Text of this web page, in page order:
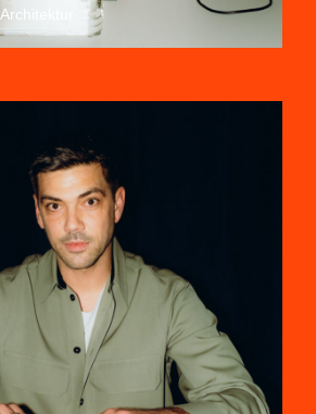
Architektur